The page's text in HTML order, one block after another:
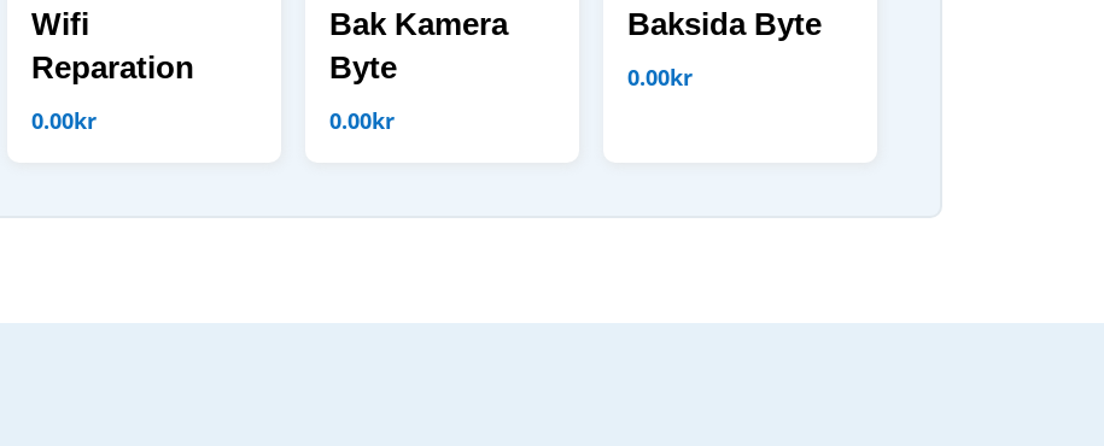
Wifi
Reparation
0.00kr
Bak Kamera
Byte
0.00kr
Baksida Byte
0.00kr